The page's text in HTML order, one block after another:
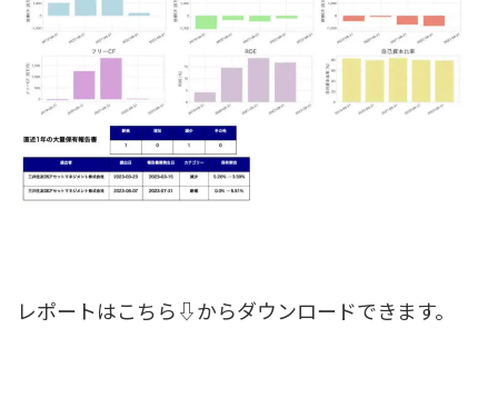
レポートはこちら⇩からダウンロードできます。